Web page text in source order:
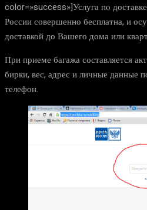
color=»success»]Услуга по
России совершенно бесплатна, и
доставкой до Вашего дома или
При приеме багажа составляется
бирки, вес, адрес и личные данные
телефон.